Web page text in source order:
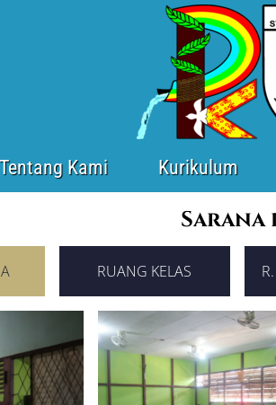
Tentang Kami Kurikulum
Sarana
RUANG KELAS